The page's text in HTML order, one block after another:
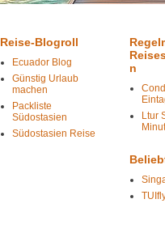
Reise-Blogroll
Ecuador Blog
Günstig Urlaub
machen
Packliste
Südostasien
Südostasien Reise
n
Ltur